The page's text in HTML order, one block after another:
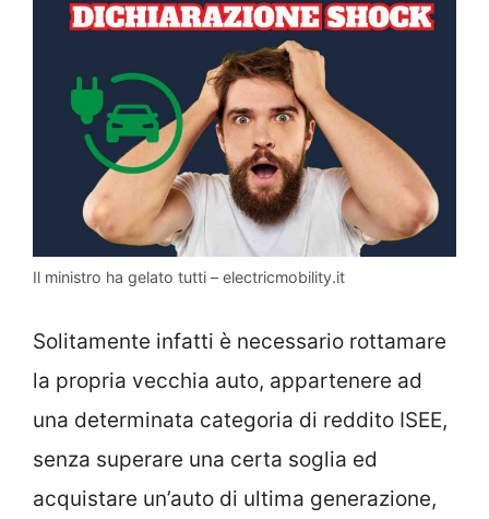
Il ministro ha gelato tutti – electricmobility.it
Solitamente infatti è necessario rottamare
la propria vecchia auto, appartenere ad
una determinata categoria di reddito ISEE,
senza superare una certa soglia ed
acquistare un’auto di ultima generazione,